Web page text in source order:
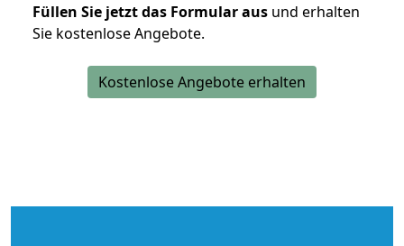
Füllen Sie jetzt das Formular aus und erhalten
Sie kostenlose Angebote.
Kostenlose Angebote erhalten